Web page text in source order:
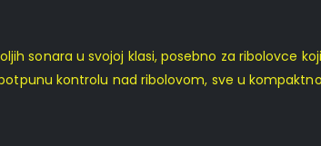
sonara u svojoj klasi, posebno za ribolovce
kontrolu nad ribolovom, sve u